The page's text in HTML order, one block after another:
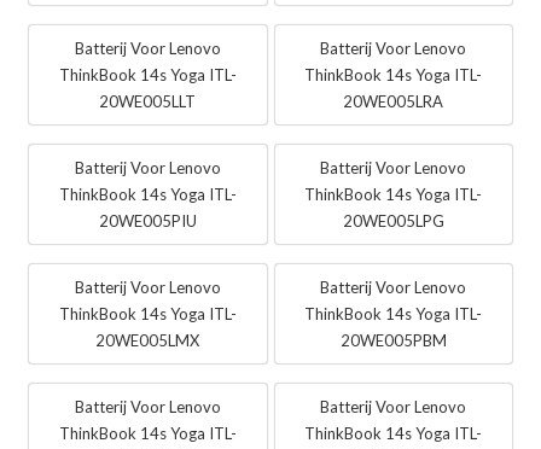
Batterij Voor Lenovo
ThinkBook 14s Yoga ITL-
20WE005LLT
Batterij Voor Lenovo
ThinkBook 14s Yoga ITL-
20WE005LRA
Batterij Voor Lenovo
ThinkBook 14s Yoga ITL-
20WE005PIU
Batterij Voor Lenovo
ThinkBook 14s Yoga ITL-
20WE005LPG
Batterij Voor Lenovo
ThinkBook 14s Yoga ITL-
20WE005LMX
Batterij Voor Lenovo
ThinkBook 14s Yoga ITL-
20WE005PBM
Batterij Voor Lenovo
ThinkBook 14s Yoga ITL-
Batterij Voor Lenovo
ThinkBook 14s Yoga ITL-